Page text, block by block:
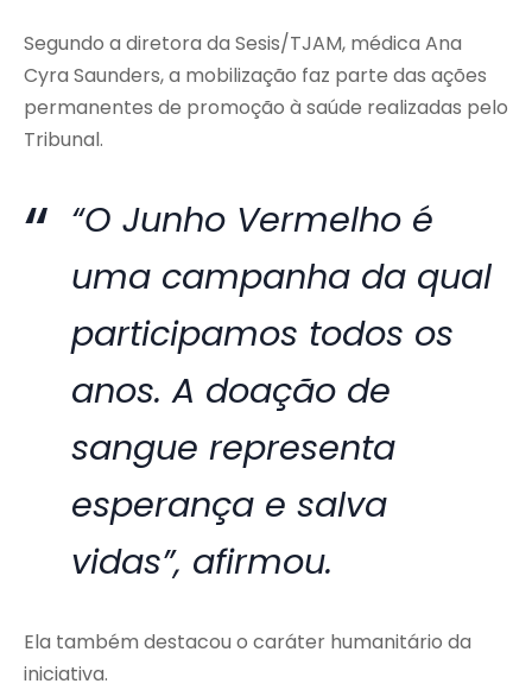
Segundo a diretora da Sesis/TJAM, médica Ana
Cyra Saunders, a mobilização faz parte das ações
permanentes de promoção à saúde realizadas pelo
Tribunal.
“O Junho Vermelho é
uma campanha da qual
participamos todos os
anos. A doação de
sangue representa
esperança e salva
vidas”, afirmou.
Ela também destacou o caráter humanitário da
iniciativa.